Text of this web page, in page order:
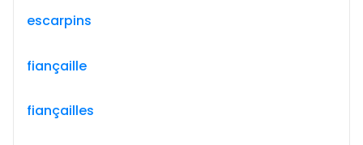
escarpins
fiançaille
fiançailles